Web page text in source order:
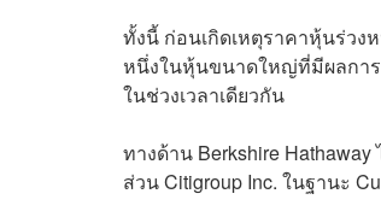
ทั้งนี้ ก่อนเกิดเหตุราคาหุ้นร่วง
หนึ่งในหุ้นขนาดใหญ่ที่มีผลการ
ในช่วงเวลาเดียวกัน
ทางด้าน Berkshire
ส่วน Citigroup Inc. ในฐานะ